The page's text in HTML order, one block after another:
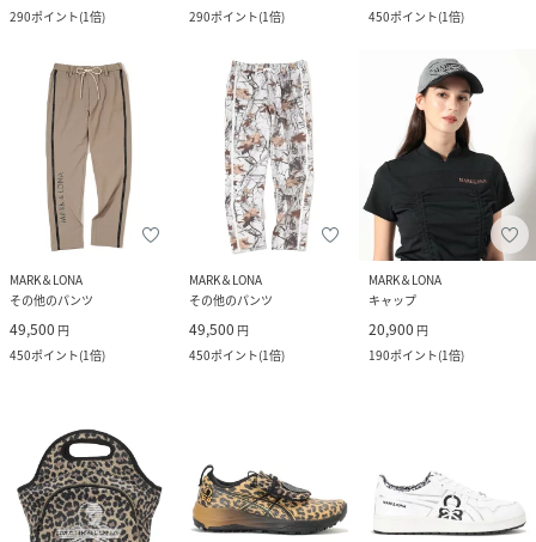
290ポイント(1倍)
290ポイント(1倍)
450ポイント(1倍)
MARK＆LONA
その他のパンツ
49,500 円
450ポイント(1倍)
MARK＆LONA
その他のパンツ
49,500 円
450ポイント(1倍)
MARK＆LONA
キャップ
20,900 円
190ポイント(1倍)